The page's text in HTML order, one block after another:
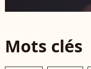
Mots clés